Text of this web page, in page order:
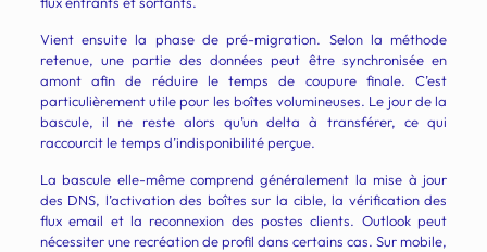
Vient ensuite la phase de pré-migration. Selon la méthode
retenue, une partie des données peut être synchronisée en
amont afin de réduire le temps de coupure finale. C’est
particulièrement utile pour les boîtes volumineuses. Le jour de la
bascule, il ne reste alors qu’un delta à transférer, ce qui
raccourcit le temps d’indisponibilité perçue.
La bascule elle-même comprend généralement la mise à jour
des DNS, l’activation des boîtes sur la cible, la vérification des
flux email et la reconnexion des postes clients. Outlook peut
nécessiter une recréation de profil dans certains cas. Sur mobile,